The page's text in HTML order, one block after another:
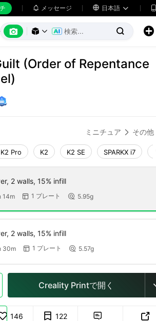
 メッセージ  日本語  
    
(Order of Repentance
ミニチュア  その他
K2 Pro K2 K2 SE SPARKX i7
2 walls, 15% infill
14m  1 プレート  5.95g
2 walls, 15% infill
30m  1 プレート  5.57g
Creality Printで開く
146 122  